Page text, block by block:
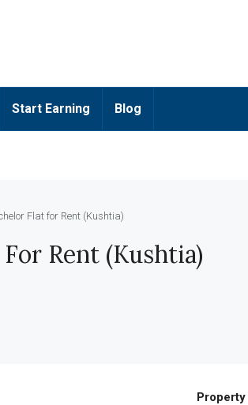
Start Earning Blog
Flat for Rent (Kushtia)
Rent (Kushtia)
Property